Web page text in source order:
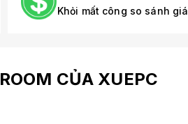
Khỏi mất công so sánh giá
CỦA XUEPC